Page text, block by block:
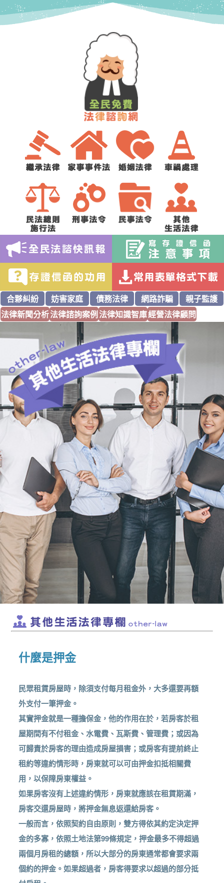
合夥糾紛 妨害家庭 債務法律 網路詐騙
親子監護
法律新聞分析法律諮詢案例法律知識智庫經營法律顧問
什麼是押金
民眾租賃房屋時，除須支付每月租金外，大多還要再額
外支付一筆押金。
其實押金就是一種擔保金，他的作用在於，若房客於租
屋期間有不付租金、水電費、瓦斯費、管理費；或因為
可歸責於房客的理由造成房屋損害；或房客有提前終止
租約等違約情形時，房東就可以可由押金扣抵相關費
用，以保障房東權益。
如果房客沒有上述違約情形，房東就應該在租賃期滿，
房客交還房屋時，將押金無息返還給房客。
一般而言，依照契約自由原則，雙方得依其約定決定押
金的多寡，依照土地法第99條規定，押金最多不得超過
兩個月房租的總額，所以大部分的房東通常都會要求兩
個約的押金。如果超過者，房客得要求以超過的部分抵